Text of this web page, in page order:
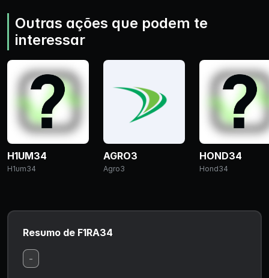
Outras ações que podem te
interessar
H1UM34
H1um34
AGRO3
Agro3
HOND34
Hond34
Resumo de F1RA34
-